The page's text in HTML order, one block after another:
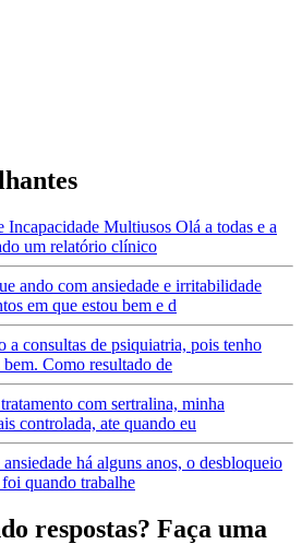
Incapacidade Multiusos Olá a todas e a
um relatório clínico
ando com ansiedade e irritabilidade
em que estou bem e d
a consultas de psiquiatria, pois tenho
Como resultado de
com sertralina, minha
controlada, ate quando eu
há alguns anos, o desbloqueio
foi quando trabalhe
respostas? Faça uma